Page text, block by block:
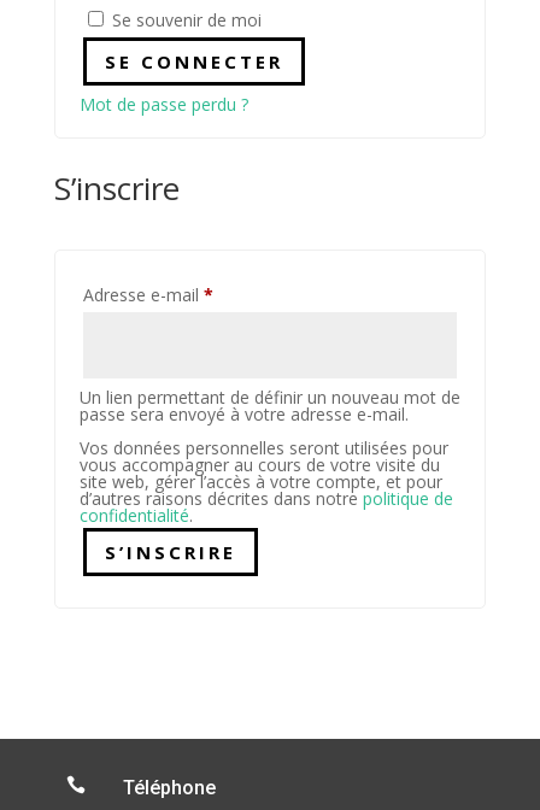
Se souvenir de moi
SE CONNECTER
Mot de passe perdu ?
S’inscrire
Adresse e-mail *Obligatoire
Un lien permettant de définir un nouveau mot de
passe sera envoyé à votre adresse e-mail.
Vos données personnelles seront utilisées pour
vous accompagner au cours de votre visite du
site web, gérer l’accès à votre compte, et pour
d’autres raisons décrites dans notre politique de
confidentialité.
S’INSCRIRE
 Téléphone